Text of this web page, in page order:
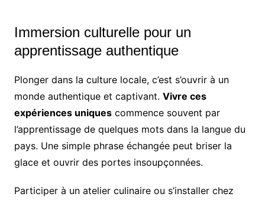
Immersion culturelle pour un
apprentissage authentique
Plonger dans la culture locale, c’est s’ouvrir à un
monde authentique et captivant. Vivre ces
expériences uniquescommence souvent par
l’apprentissage de quelques mots dans la langue du
pays. Une simple phrase échangée peut briser la
glace et ouvrir des portes insoupçonnées.
Participer à un atelier culinaire ou s’installer chez